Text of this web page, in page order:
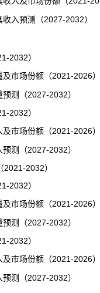
预测（2027-2032）
2032）
场份额（2021-2026）
（2027-2032）
2032）
场份额（2021-2026）
（2027-2032）
2032）
2032）
场份额（2021-2026）
预测（2027-2032）
2032）
场份额（2021-2026）
（2027-2032）